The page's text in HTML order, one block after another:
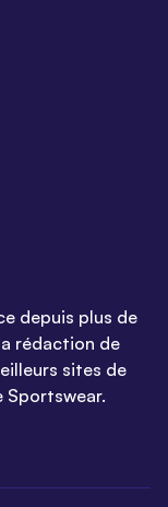
depuis plus de
rédaction de
sites de
Sportswear.